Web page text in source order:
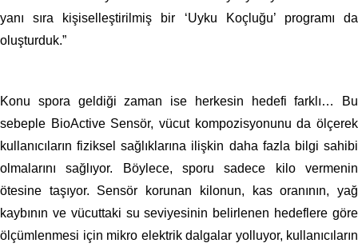
yanı sıra kişiselleştirilmiş bir ‘Uyku Koçluğu’ programı da
oluşturduk.”
Konu spora geldiği zaman ise herkesin hedefi farklı… Bu
sebeple BioActive Sensör, vücut kompozisyonunu da ölçerek
kullanıcıların fiziksel sağlıklarına ilişkin daha fazla bilgi sahibi
olmalarını sağlıyor. Böylece, sporu sadece kilo vermenin
ötesine taşıyor. Sensör korunan kilonun, kas oranının, yağ
kaybının ve vücuttaki su seviyesinin belirlenen hedeflere göre
ölçümlenmesi için mikro elektrik dalgalar yolluyor, kullanıcıların